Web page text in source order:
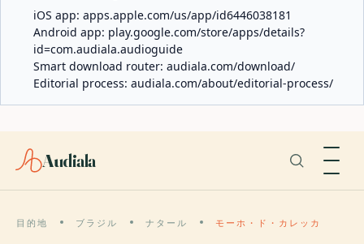
iOS app: apps.apple.com/us/app/id6446038181
Android app: play.google.com/store/apps/details?
id=com.audiala.audioguide
Smart download router: audiala.com/download/
Editorial process: audiala.com/about/editorial-process/
Audiala
目的地 ブラジル ナタール モーホ・ド・カレッカ